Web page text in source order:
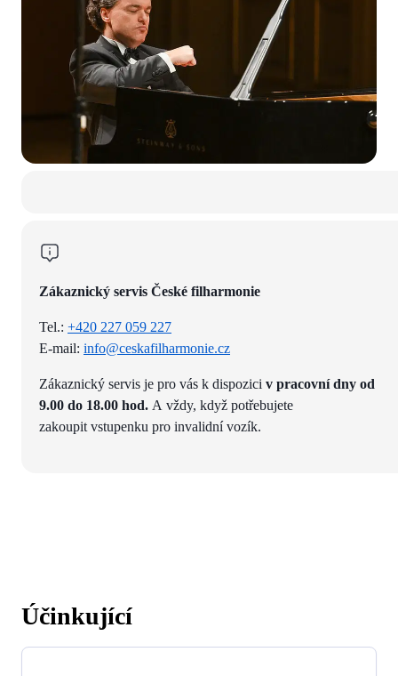
Zákaznický servis České filharmonie
Tel.: +420 227 059 227
E-mail: info@ceskafilharmonie.cz
Zákaznický servis je pro vás k dispozici v pracovní dny od
9.00 do 18.00 hod. A vždy, když potřebujete
zakoupit vstupenku pro invalidní vozík.
Účinkující